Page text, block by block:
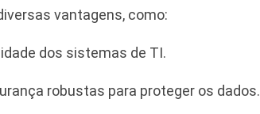
vantagens, como:
dos sistemas de TI.
robustas para proteger os dados.